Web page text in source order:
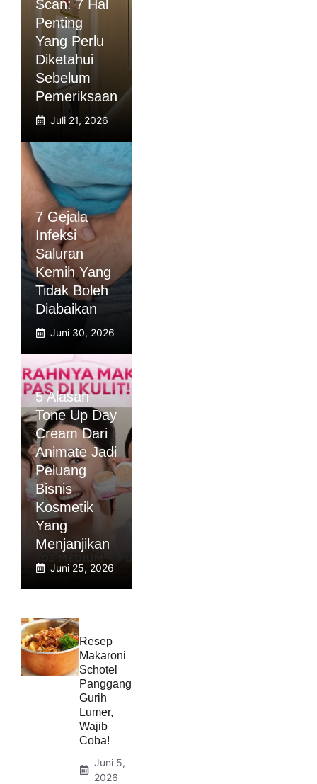
Scan: 7 Hal
Penting
Yang Perlu
Diketahui
Sebelum
Pemeriksaan
Juli 21, 2026
7 Gejala
Infeksi
Saluran
Kemih Yang
Tidak Boleh
Diabaikan
Juni 30, 2026
5 Alasan
Tone Up Day
Cream Dari
Animate Jadi
Peluang
Bisnis
Kosmetik
Yang
Menjanjikan
Juni 25, 2026
Resep
Makaroni
Schotel
Panggang
Gurih
Lumer,
Wajib
Coba!
Juni 5,
2026